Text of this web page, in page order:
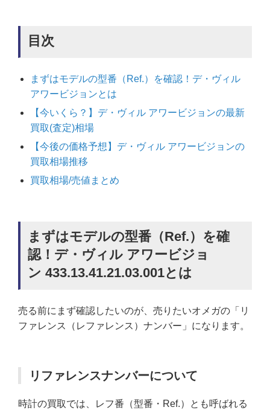
目次
まずはモデルの型番（Ref.）を確認！デ・ヴィル
アワービジョンとは
【今いくら？】デ・ヴィル アワービジョンの最新
買取(査定)相場
【今後の価格予想】デ・ヴィル アワービジョンの
買取相場推移
買取相場/売値まとめ
まずはモデルの型番（Ref.）を確
認！デ・ヴィル アワービジョ
ン 433.13.41.21.03.001とは
売る前にまず確認したいのが、売りたいオメガの「リ
ファレンス（レファレンス）ナンバー」になります。
リファレンスナンバーについて
時計の買取では、レフ番（型番・Ref.）とも呼ばれる